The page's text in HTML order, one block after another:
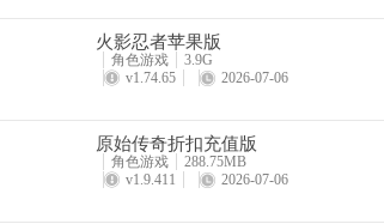
5、部分招式简介：
生命链接（普系）：为自身与目标附加链接状态
十字连击（猛系）：连续攻击同一目标2次，只能
火影忍者苹果版
角色游戏
3.9G
v1.74.65
2026-07-06
原始传奇折扣充值版
角色游戏
288.75MB
v1.9.411
2026-07-06